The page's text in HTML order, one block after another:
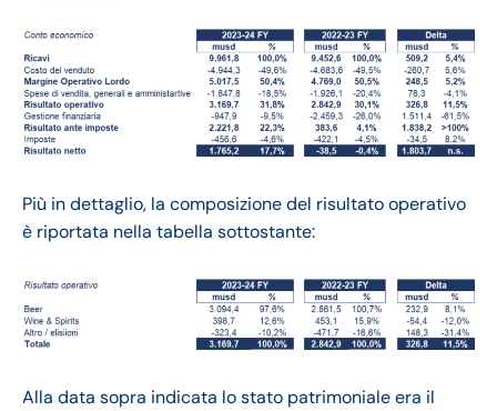
Più in dettaglio, la composizione del risultato operativo
è riportata nella tabella sottostante:
Alla data sopra indicata lo stato patrimoniale era il